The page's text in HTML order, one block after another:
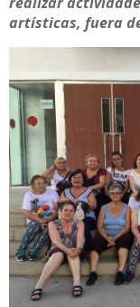
artísticas, fuera